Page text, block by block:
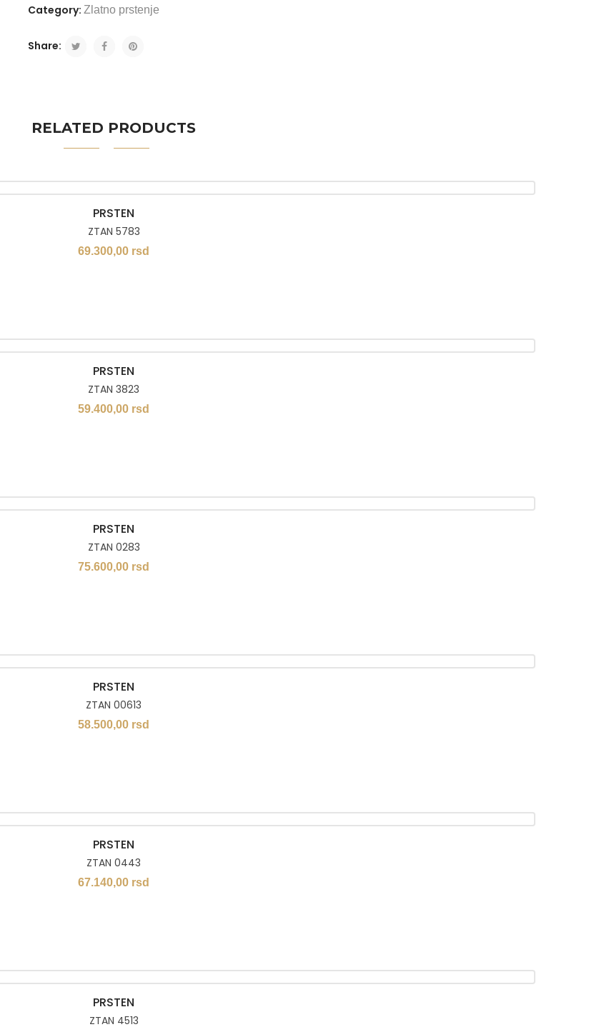
Category: Zlatno prstenje
Share:
RELATED PRODUCTS
PRSTEN
ZTAN 5783
69.300,00 rsd
PRSTEN
ZTAN 3823
59.400,00 rsd
PRSTEN
ZTAN 0283
75.600,00 rsd
PRSTEN
ZTAN 00613
58.500,00 rsd
PRSTEN
ZTAN 0443
67.140,00 rsd
PRSTEN
ZTAN 4513